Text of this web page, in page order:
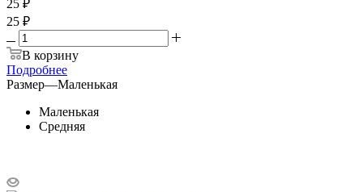
25 ₽
25 ₽
В корзину
Подробнее
Размер—Маленькая
Маленькая
Средняя